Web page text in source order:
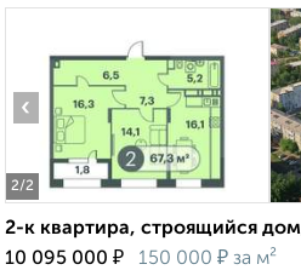
2/2
‹
2-к квартира, строящийся
10 095 000 ₽ 150 000 ₽ за м²